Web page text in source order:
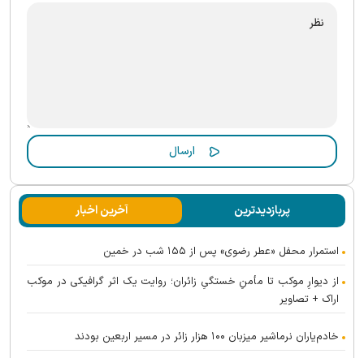
پربازدیدترین آخرین اخبار
استمرار محفل «عطر رضوی» پس از ۱۵۵ شب در خمین
از دیوارِ موکب تا مأمنِ خستگیِ زائران؛ روایت یک اثر گرافیکی در موکب
اراک + تصاویر
خادم‌یاران نرماشیر میزبان ۱۰۰ هزار زائر در مسیر اربعین بودند